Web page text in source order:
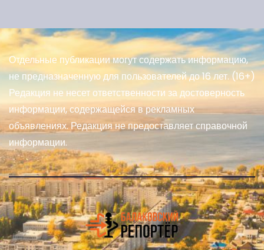
Отдельные публикации могут содержать информацию,
не предназначенную для пользователей до 16 лет. (16+)
Редакция не несет ответственности за достоверность
информации, содержащейся в рекламных
объявлениях. Редакция не предоставляет справочной
информации.